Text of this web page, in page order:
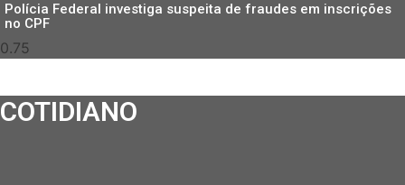
Polícia Federal investiga suspeita de fraudes em inscrições
no CPF
COTIDIANO